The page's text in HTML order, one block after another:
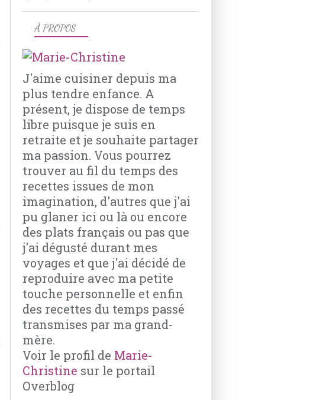
LÉGUMES
ASPERGES
RISOTTO
PARMESAN
CHORIZO
RIZ
CHAMPIGNONS
PETITS POIS
POUR LE SOIR
ASPERGES
PARMESAN
AMANDES EFFILÉES
À PROPOS
J'aime cuisiner depuis ma
plus tendre enfance. A
présent, je dispose de temps
libre puisque je suis en
retraite et je souhaite partager
ma passion. Vous pourrez
trouver au fil du temps des
recettes issues de mon
imagination, d'autres que j'ai
pu glaner ici ou là ou encore
des plats français ou pas que
j'ai dégusté durant mes
voyages et que j'ai décidé de
reproduire avec ma petite
touche personnelle et enfin
des recettes du temps passé
transmises par ma grand-
mère.
Voir le profil de Marie-
Christine sur le portail
Overblog